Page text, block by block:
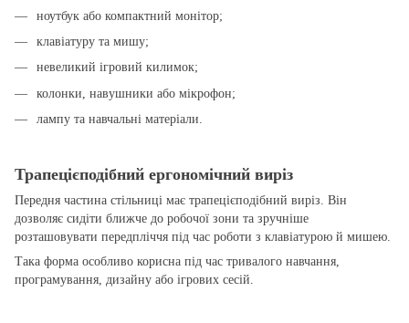
ноутбук або компактний монітор;
клавіатуру та мишу;
невеликий ігровий килимок;
колонки, навушники або мікрофон;
лампу та навчальні матеріали.
Трапецієподібний ергономічний виріз
Передня частина стільниці має трапецієподібний виріз. Він
дозволяє сидіти ближче до робочої зони та зручніше
розташовувати передпліччя під час роботи з клавіатурою й мишею.
Така форма особливо корисна під час тривалого навчання,
програмування, дизайну або ігрових сесій.